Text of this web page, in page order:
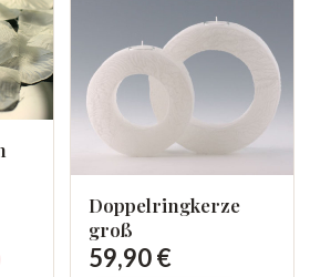
Doppelringkerze
groß
59,90 €